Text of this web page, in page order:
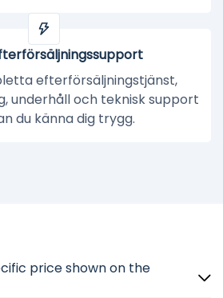
efterförsäljningstjänst,
underhåll och teknisk support
du känna dig trygg.
price shown on the